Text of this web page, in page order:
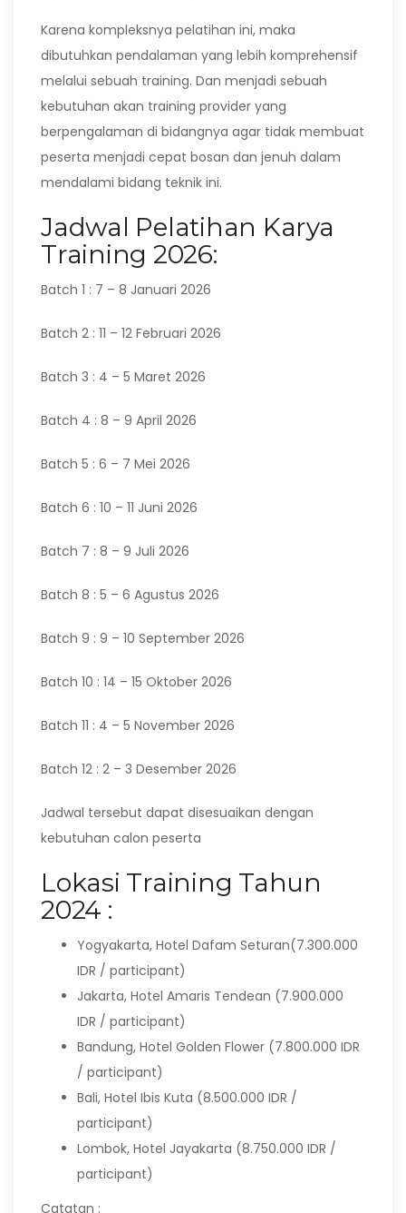
Karena kompleksnya pelatihan ini, maka
dibutuhkan pendalaman yang lebih komprehensif
melalui sebuah training. Dan menjadi sebuah
kebutuhan akan training provider yang
berpengalaman di bidangnya agar tidak membuat
peserta menjadi cepat bosan dan jenuh dalam
mendalami bidang teknik ini.
Jadwal Pelatihan Karya
Training 2026:
Batch 1 : 7 – 8 Januari 2026
Batch 2 : 11 – 12 Februari 2026
Batch 3 : 4 – 5 Maret 2026
Batch 4 : 8 – 9 April 2026
Batch 5 : 6 – 7 Mei 2026
Batch 6 : 10 – 11 Juni 2026
Batch 7 : 8 – 9 Juli 2026
Batch 8 : 5 – 6 Agustus 2026
Batch 9 : 9 – 10 September 2026
Batch 10 : 14 – 15 Oktober 2026
Batch 11 : 4 – 5 November 2026
Batch 12 : 2 – 3 Desember 2026
Jadwal tersebut dapat disesuaikan dengan
kebutuhan calon peserta
Lokasi Training Tahun
2024 :
Yogyakarta, Hotel Dafam Seturan(7.300.000
IDR / participant)
Jakarta, Hotel Amaris Tendean (7.900.000
IDR / participant)
Bandung, Hotel Golden Flower (7.800.000 IDR
/ participant)
Bali, Hotel Ibis Kuta (8.500.000 IDR /
participant)
Lombok, Hotel Jayakarta (8.750.000 IDR /
participant)
Catatan :